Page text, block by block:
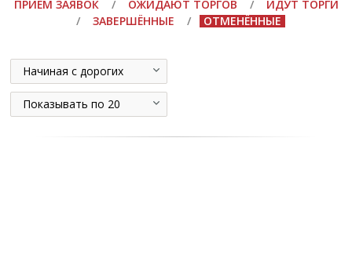
ПРИЁМ ЗАЯВОК / ОЖИДАЮТ ТОРГОВ /
ИДУТ ТОРГИ
/
ЗАВЕРШЁННЫЕ / ОТМЕНЁННЫЕ
Начиная с дорогих
Показывать по 20